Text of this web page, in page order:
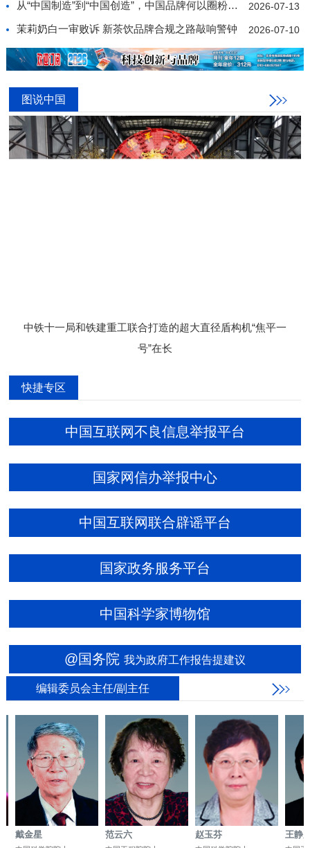
从“中国制造”到“中国创造”，中国品牌何以圈粉世界 2026-07-13
茉莉奶白一审败诉 新茶饮品牌合规之路敲响警钟 2026-07-10
图说中国
中铁十一局和铁建重工联合打造的超大直径盾构机“焦平一
号”在长
快捷专区
中国互联网不良信息举报平台
国家网信办举报中心
中国互联网联合辟谣平台
国家政务服务平台
中国科学家博物馆
@国务院我为政府工作报告提建议
编辑委员会主任/副主任
戴金星 范云六 赵玉芬 王静康